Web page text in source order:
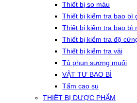
Thiết bị so màu
Thiết bị kiểm tra bao bì
Thiết bị kiểm tra bao bì
Thiết bị kiểm tra độ
Thiết bị kiểm tra vải
Tủ phun sương muối
VẬT TƯ BAO BÌ
Tấm cao su
THIẾT BỊ DƯỢC PHẨM